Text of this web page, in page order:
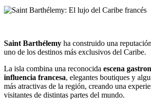
Saint Barthélemy ha construido una
uno de los destinos más exclusivos del Caribe.
La isla combina una reconocida escena
influencia francesa, elegantes boutiques y
más atractivas de la región, creando una
visitantes de distintas partes del mundo.